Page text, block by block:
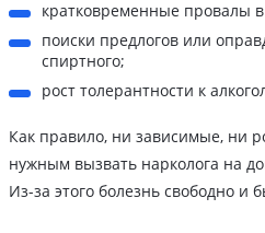
кратковременные провалы
поиски предлогов или
спиртного;
рост толерантности к
Как правило, ни зависимые, ни
нужным вызвать нарколога на
Из-за этого болезнь свободно и